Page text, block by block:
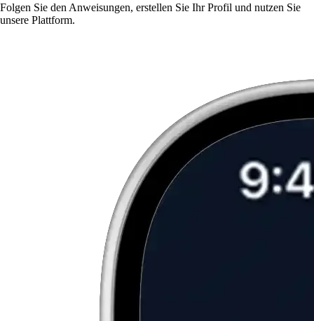
Folgen Sie den Anweisungen, erstellen Sie Ihr Profil und nutzen Sie
unsere Plattform.